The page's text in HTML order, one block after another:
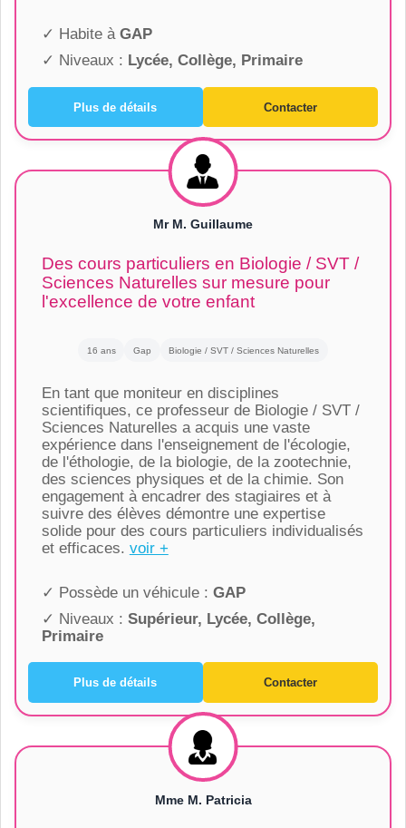
✓ Habite à GAP
✓ Niveaux : Lycée, Collège, Primaire
Plus de détails Contacter
Mr M. Guillaume
Des cours particuliers en Biologie / SVT /
Sciences Naturelles sur mesure pour
l'excellence de votre enfant
16 ans Gap Biologie / SVT / Sciences Naturelles
En tant que moniteur en disciplines
scientifiques, ce professeur de Biologie / SVT /
Sciences Naturelles a acquis une vaste
expérience dans l'enseignement de l'écologie,
de l'éthologie, de la biologie, de la zootechnie,
des sciences physiques et de la chimie. Son
engagement à encadrer des stagiaires et à
suivre des élèves démontre une expertise
solide pour des cours particuliers individualisés
et efficaces. voir +
✓ Possède un véhicule : GAP
✓ Niveaux : Supérieur, Lycée, Collège,
Primaire
Plus de détails Contacter
Mme M. Patricia